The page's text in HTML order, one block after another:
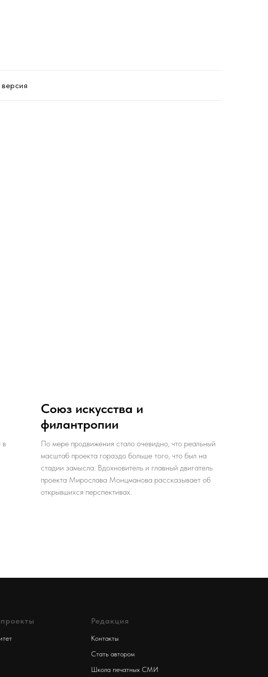
в
Союз искусства и
филантропии
По мере продвижения стало очевидно, что реальный
масштаб проекта гораздо больше того, что был на
стадии замысла. Вдохновитель и главный двигатель
проекта Мирослава Монцманова рассказывает об
открывшихся перспективах.
Редакция
Контакты
Стать автором
Школа печатных СМИ